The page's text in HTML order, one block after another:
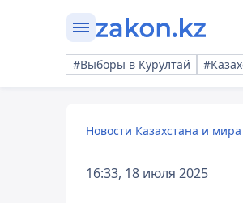
#Выборы в Курултай
Новости Казахстана и
16:33, 18 июля 2025